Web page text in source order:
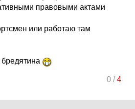
правовыми актами
или работаю там
бредятина
0/4